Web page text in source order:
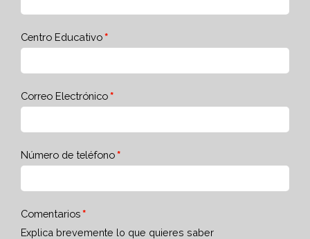
Centro Educativo
Correo Electrónico
Número de teléfono
Comentarios
Explica brevemente lo que quieres saber